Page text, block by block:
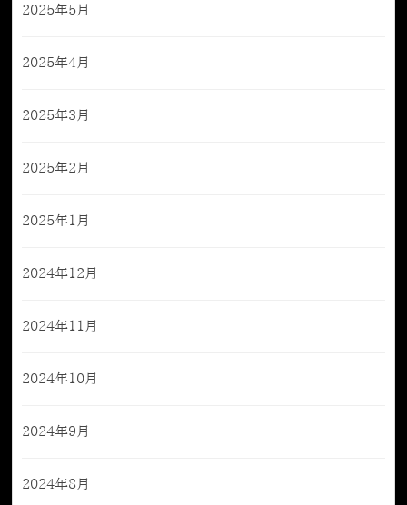
2025年5月
2025年4月
2025年3月
2025年2月
2025年1月
2024年12月
2024年11月
2024年10月
2024年9月
2024年8月